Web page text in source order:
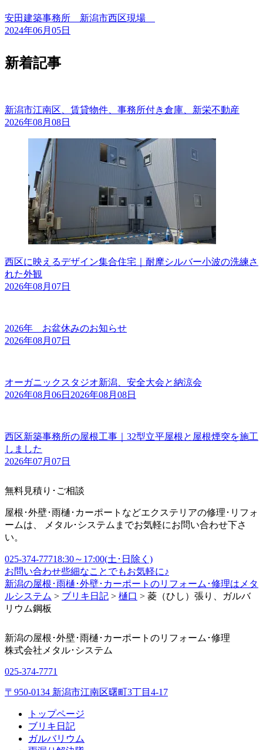
安田建築事務所 新潟市西区現場
2024年06月05日
新着記事
新潟市江南区、賃貸物件、事務所付き倉庫、新栄不動産
2026年08月08日
西区に映えるデザイン集合住宅｜耐摩シルバー小波の洗練さ
れた外観
2026年08月07日
2026年 お盆休みのお知らせ
2026年08月07日
オーガニックスタジオ新潟、安全大会と納涼会
2026年08月06日 2026年08月08日
西区新築事務所の屋根工事｜32型立平屋根と屋根煙突を施工
しました
2026年07月07日
無料見積り･ご相談
屋根･外壁･雨樋･カーポートなどエクステリアの修理･リフォ
ームは、 メタル･システムまでお気軽にお問い合わせ下さ
い。
025-374-77718:30～17:00(土･日除く)
お問い合わせ些細なことでもお気軽に♪
新潟の屋根･雨樋･外壁･カーポートのリフォーム･修理はメタ
ルシステム > ブリキ日記 > 樋口 > 菱（ひし）張り、ガルバ
リウム鋼板
新潟の屋根･外壁･雨樋･カーポートのリフォーム･修理
株式会社 メタル･システム
025-374-7771
〒950-0134 新潟市江南区曙町3丁目4-17
トップページ
ブリキ日記
ガルバリウム